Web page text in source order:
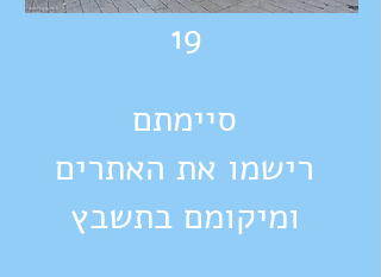
19
סיימתם
רישמו את האתרים
ומיקומם בתשבץ